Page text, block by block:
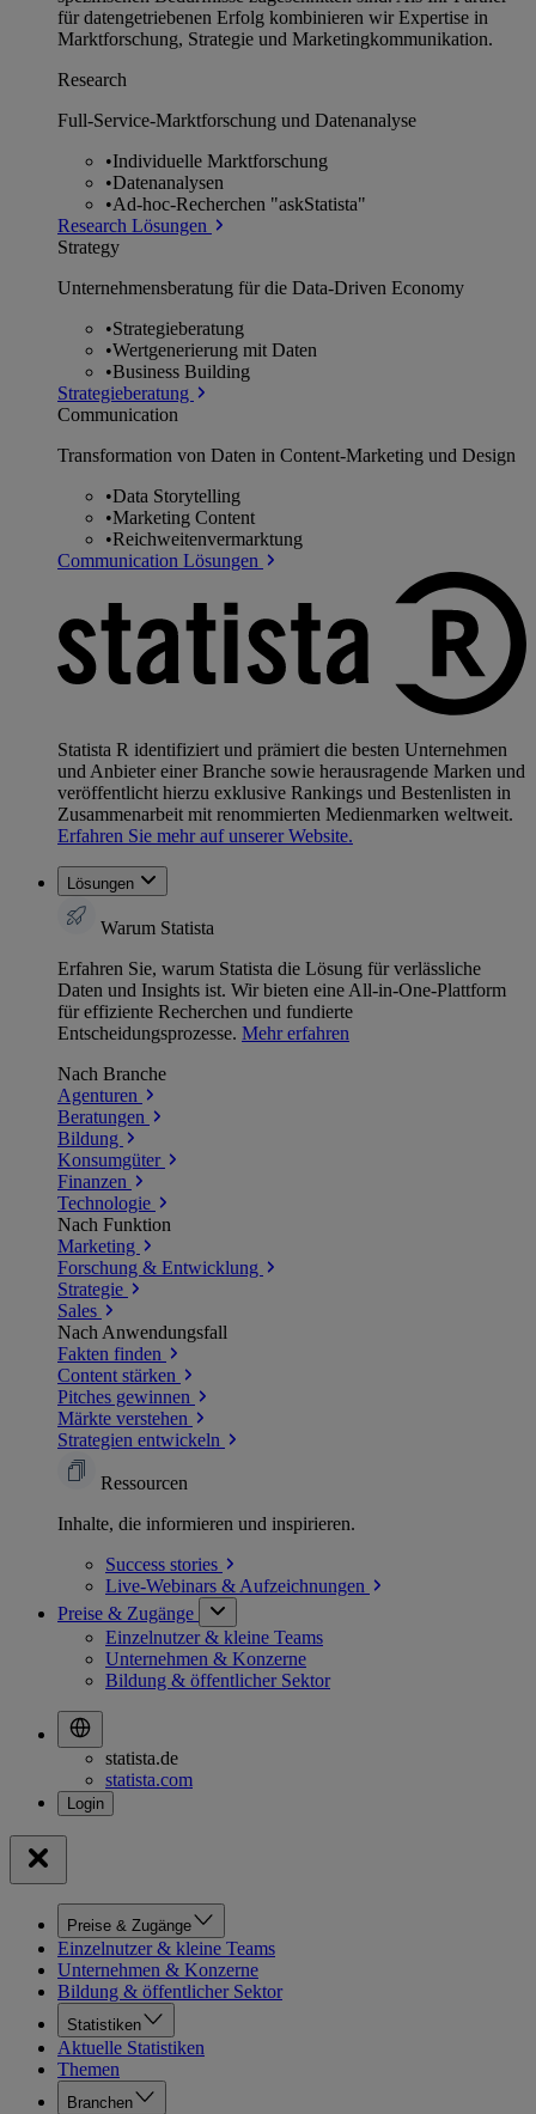
für datengetriebenen Erfolg kombinieren wir Expertise in
Marktforschung, Strategie und Marketingkommunikation.
Research
Full-Service-Marktforschung und Datenanalyse
•Individuelle Marktforschung
•Datenanalysen
•Ad-hoc-Recherchen "askStatista"
Research Lösungen
Strategy
Unternehmens­beratung für die Data-Driven Economy
•Strategieberatung
•Wertgenerierung mit Daten
•Business Building
Strategieberatung
Communication
Transformation von Daten in Content-Marketing und Design
•Data Storytelling
•Marketing Content
•Reichweitenvermarktung
Communication Lösungen
Statista R identifiziert und prämiert die besten Unternehmen
und Anbieter einer Branche sowie herausragende Marken und
veröffentlicht hierzu exklusive Rankings und Bestenlisten in
Zusammenarbeit mit renommierten Medienmarken weltweit.
Erfahren Sie mehr auf unserer Website.
Lösungen
Warum Statista
Erfahren Sie, warum Statista die Lösung für verlässliche
Daten und Insights ist. Wir bieten eine All-in-One-Plattform
für effiziente Recherchen und fundierte
Entscheidungsprozesse. Mehr erfahren
Nach Branche
Agenturen
Beratungen
Bildung
Konsumgüter
Finanzen
Technologie
Nach Funktion
Marketing
Forschung & Entwicklung
Strategie
Sales
Nach Anwendungsfall
Fakten finden
Content stärken
Pitches gewinnen
Märkte verstehen
Strategien entwickeln
Ressourcen
Inhalte, die informieren und inspirieren.
Success stories
Live-Webinars & Aufzeichnungen
Preise & Zugänge
Einzelnutzer & kleine Teams
Unternehmen & Konzerne
Bildung & öffentlicher Sektor
statista.de
statista.com
Preise & Zugänge
Einzelnutzer & kleine Teams
Unternehmen & Konzerne
Bildung & öffentlicher Sektor
Statistiken
Aktuelle Statistiken
Themen
Branchen